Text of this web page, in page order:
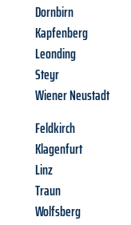
Dornbirn
Kapfenberg
Leonding
Steyr
Wiener Neustadt
Feldkirch
Klagenfurt
Linz
Traun
Wolfsberg